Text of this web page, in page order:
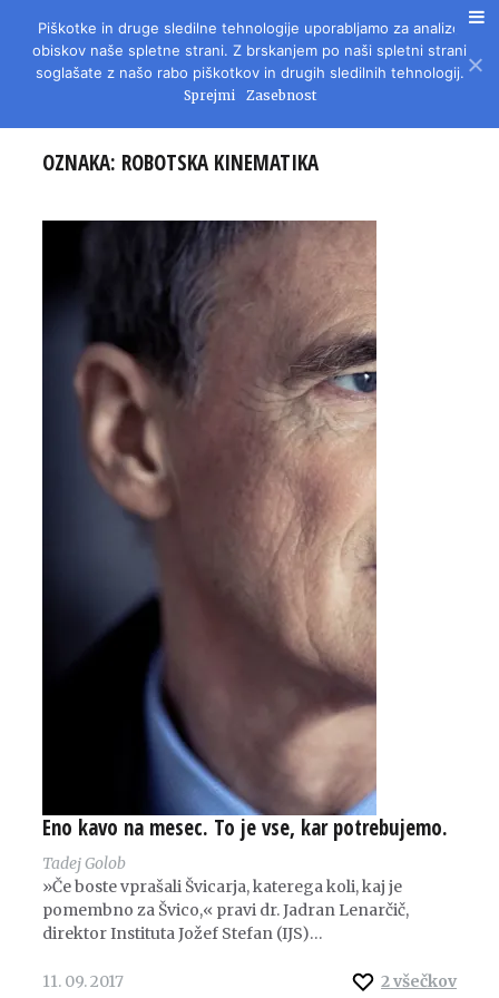
REVIJA ZA LITERATURO, KULTURO IN DRUŽBENA VPRAŠANJA
OZNAKA: ROBOTSKA KINEMATIKA
Eno kavo na mesec. To je vse, kar potrebujemo.
Tadej Golob
»Če boste vprašali Švicarja, katerega koli, kaj je
pomembno za Švico,« pravi dr. Jadran Lenarčič,
direktor Instituta Jožef Stefan (IJS)…
2všečkov
11. 09. 2017
Piškotke in druge sledilne tehnologije uporabljamo za analizo
obiskov naše spletne strani. Z brskanjem po naši spletni strani
soglašate z našo rabo piškotkov in drugih sledilnih tehnologij.
Sprejmi Zasebnost